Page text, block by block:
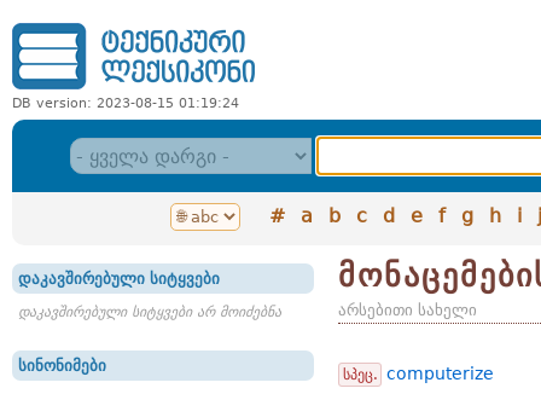
DB version: 2023-08-15 01:19:24
# a b c d e f g h i j
დაკავშირებული სიტყვები
დაკავშირებული სიტყვები არ მოიძებნა
სინონიმები
არსებითი სახელი
სპეც. computerize